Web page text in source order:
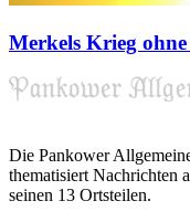
Merkels Krieg
Die Pankower
thematisiert Nachrichten
seinen 13 Ortsteilen.